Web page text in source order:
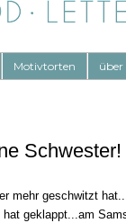
Motivtorten
Schwester!
mehr geschwitzt
geklappt...am